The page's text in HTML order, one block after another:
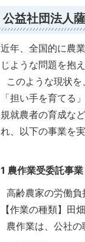
公益社団法人
近年、全国的に農
じような問題を抱
このような現状を
「担い手を育てる
規就農者の育成な
れ、以下の事業を
1 農作業受委託事業
高齢農家の労働負
【作業の種類】田
農作業は、公社の